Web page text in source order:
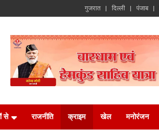
गुजरात दिल्ली पंजाब
से राजनीति क्राइम खेल मनोरंजन